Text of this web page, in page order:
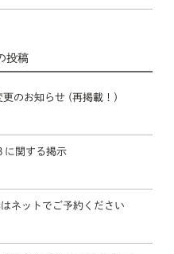
投稿
のお知らせ (再掲載！）
に関する掲示
ネットでご予約ください